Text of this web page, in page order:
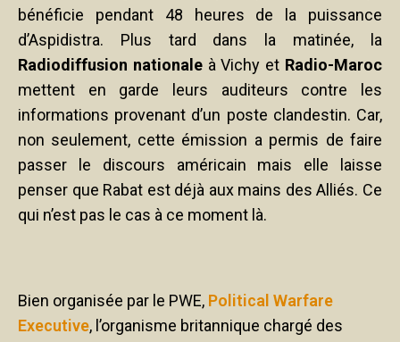
bénéficie pendant 48 heures de la puissance
d’Aspidistra. Plus tard dans la matinée, la
Radiodiffusion nationaleà Vichy et Radio-Maroc
mettent en garde leurs auditeurs contre les
informations provenant d’un poste clandestin. Car,
non seulement, cette émission a permis de faire
passer le discours américain mais elle laisse
penser que Rabat est déjà aux mains des Alliés. Ce
qui n’est pas le cas à ce moment là.
Bien organisée par le PWE, Political Warfare
Executive, l’organisme britannique chargé des